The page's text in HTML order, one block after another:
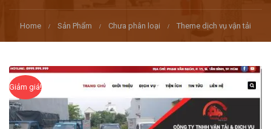
Home Sản Phẩm Chưa phân loại Theme dịch vụ vận tải
Giảm giá!